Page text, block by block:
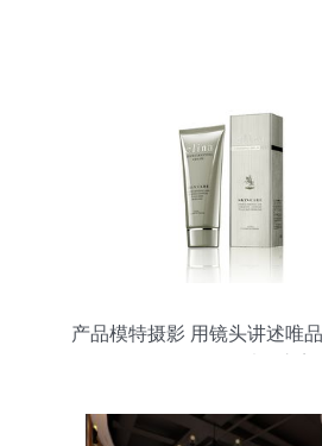
产品模特摄影 用镜头讲述唯